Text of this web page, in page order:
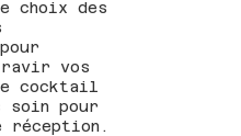
choix des
vos
cocktail
soin pour
réception.